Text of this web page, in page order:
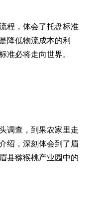
程，体会了托盘标准
降低物流成本的利
准必将走向世界。
调查，到果农家里走
绍，深刻体会到了眉
县猕猴桃产业园中的